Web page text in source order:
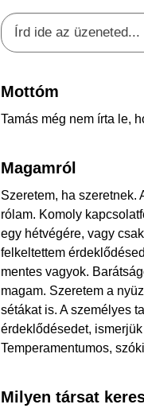
Mottóm
Tamás még nem írta le,
Magamról
Szeretem, ha szeretnek.
rólam. Komoly
egy hétvégére, vagy
felkeltettem
mentes vagyok.
magam. Szeretem a
sétákat is. A személyes
érdeklődésedet,
Temperamentumos,
Milyen társat